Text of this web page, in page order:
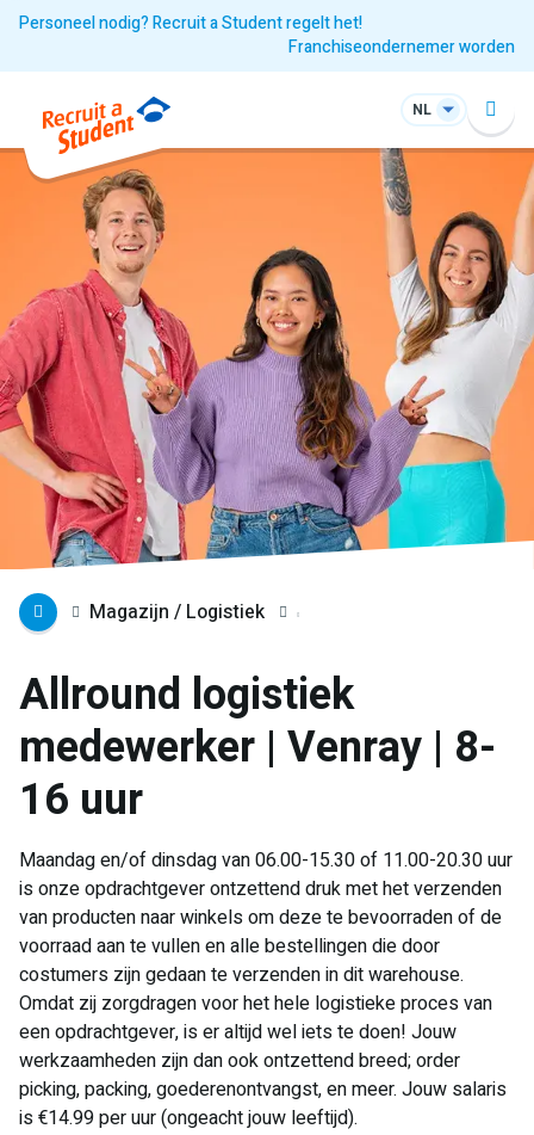
Personeel nodig? Recruit a Student regelt het!
Franchiseondernemer worden
NL
Magazijn / Logistiek
Allround logistiek
medewerker | Venray | 8-
16 uur
Maandag en/of dinsdag van 06.00-15.30 of 11.00-20.30 uur
is onze opdrachtgever ontzettend druk met het verzenden
van producten naar winkels om deze te bevoorraden of de
voorraad aan te vullen en alle bestellingen die door
costumers zijn gedaan te verzenden in dit warehouse.
Omdat zij zorgdragen voor het hele logistieke proces van
een opdrachtgever, is er altijd wel iets te doen! Jouw
werkzaamheden zijn dan ook ontzettend breed; order
picking, packing, goederenontvangst, en meer. Jouw salaris
is €14.99 per uur (ongeacht jouw leeftijd).